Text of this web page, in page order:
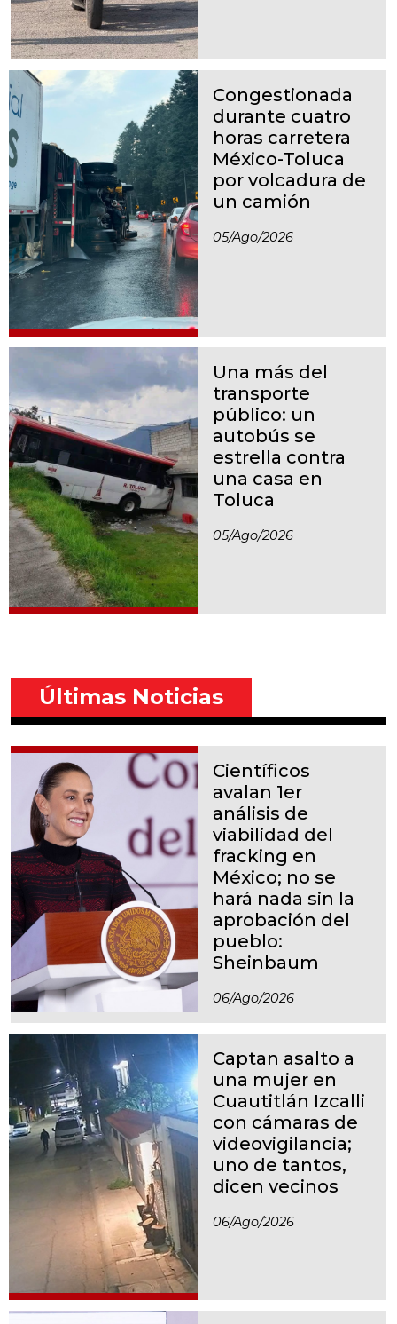
Congestionada
durante cuatro
horas carretera
México-Toluca
por volcadura de
un camión
05/ago/2026
Una más del
transporte
público: un
autobús se
estrella contra
una casa en
Toluca
05/ago/2026
Últimas Noticias
Científicos
avalan 1er
análisis de
viabilidad del
fracking en
México; no se
hará nada sin la
aprobación del
pueblo:
Sheinbaum
06/ago/2026
Captan asalto a
una mujer en
Cuautitlán Izcalli
con cámaras de
videovigilancia;
uno de tantos,
dicen vecinos
06/ago/2026